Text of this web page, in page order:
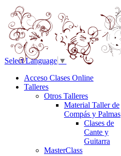
Select Language ▼
Acceso Clases Online
Talleres
Otros Talleres
Material Taller de
Compás y Palmas
Clases de
Cante y
Guitarra
MasterClass